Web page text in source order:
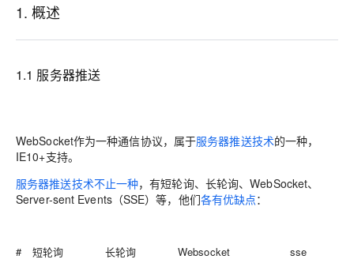
1. 概述
1.1 服务器推送
WebSocket作为一种通信协议，属于服务器推送技术的一种，
IE10+支持。
服务器推送技术不止一种，有短轮询、长轮询、WebSocket、
Server-sent Events（SSE）等，他们各有优缺点：
# 短轮询 长轮询 Websocket
sse